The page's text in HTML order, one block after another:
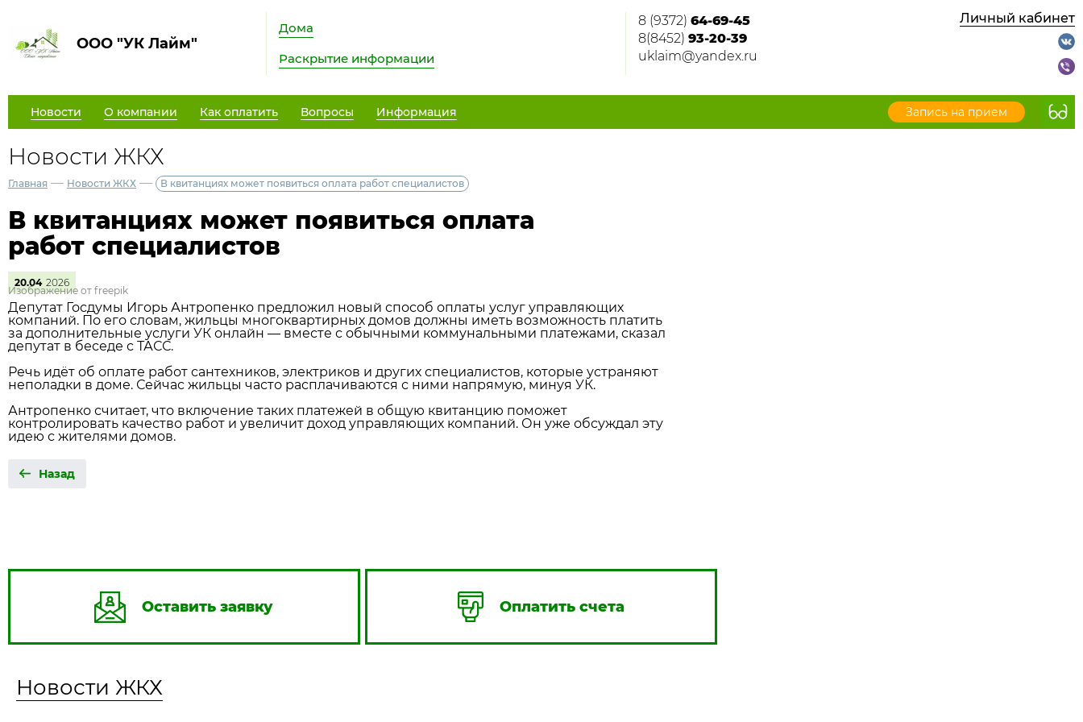
ООО "УК Лайм"
Дома
Раскрытие информации
8 (9372) 64-69-45
8(8452) 93-20-39
uklaim@yandex.ru
Личный кабинет
Новости О компании Как оплатить Вопросы Информация Запись на прием
Новости ЖКХ
Главная — Новости ЖКХ — В квитанциях может появиться оплата работ специалистов
В квитанциях может появиться оплата
работ специалистов
20.04 2026
Изображение от freepik
Депутат Госдумы Игорь Антропенко предложил новый способ оплаты услуг управляющих
компаний. По его словам, жильцы многоквартирных домов должны иметь возможность платить
за дополнительные услуги УК онлайн — вместе с обычными коммунальными платежами, сказал
депутат в беседе с ТАСС.
Речь идёт об оплате работ сантехников, электриков и других специалистов, которые устраняют
неполадки в доме. Сейчас жильцы часто расплачиваются с ними напрямую, минуя УК.
Антропенко считает, что включение таких платежей в общую квитанцию поможет
контролировать качество работ и увеличит доход управляющих компаний. Он уже обсуждал эту
идею с жителями домов.
Назад
Оставить заявку Оплатить счета
Новости ЖКХ